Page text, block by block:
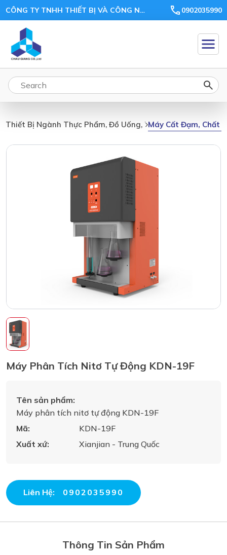
CÔNG TY TNHH THIẾT BỊ VÀ CÔNG NGHỆ CHÂU GIANG 0902035990
Thiết Bị Ngành Thực Phẩm, Đồ Uống, Thức Ăn Chăn Nuôi,
Máy Cất Đạm, Chất
Máy Phân Tích Nitơ Tự Động KDN-19F
Tên sản phẩm:
Máy phân tích nitơ tự động KDN-19F
Mã:
KDN-19F
Xuất xứ:
Xianjian - Trung Quốc
Liên Hệ: 0902035990
Thông Tin Sản Phẩm